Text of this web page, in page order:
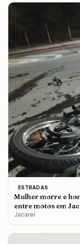
ESTRADAS
Mulher morre e
entre motos em
Jacareí